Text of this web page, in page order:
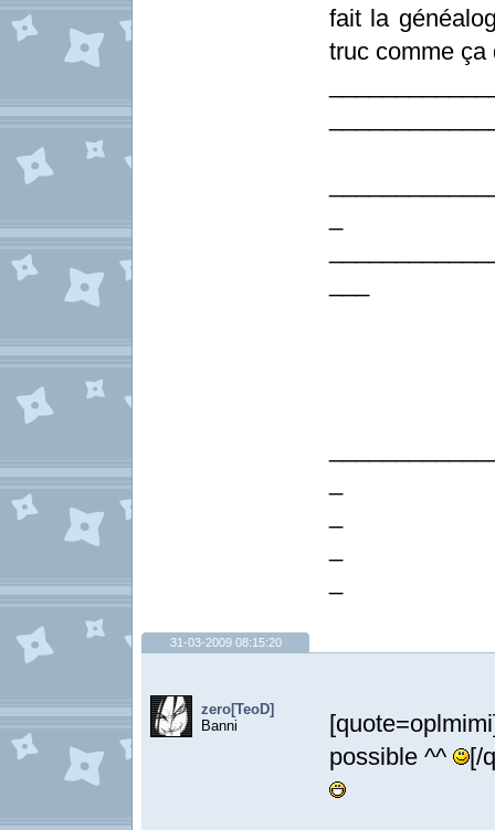
fait la
truc comme ça
31-03-2009 08:15:20
zero[TeoD]
Banni
possible ^^
[/